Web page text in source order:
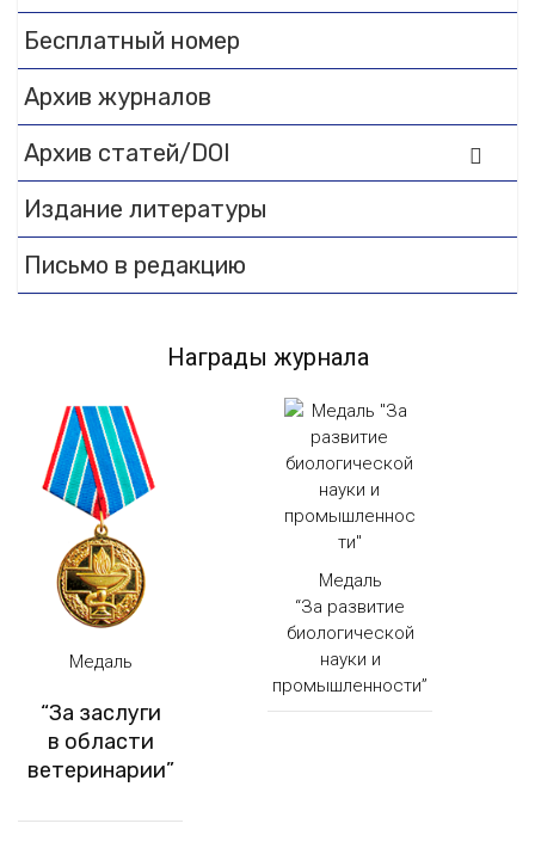
Бесплатный номер
Архив журналов
Архив статей/DOI
Издание литературы
Письмо в редакцию
Награды журнала
Медаль
“За заслуги
в области
ветеринарии”
Медаль
“За развитие
биологической
науки и
промышленности”